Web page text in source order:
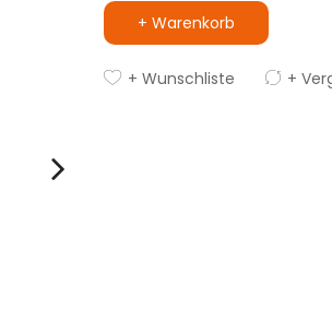
+ Warenkorb
+ Wunschliste +